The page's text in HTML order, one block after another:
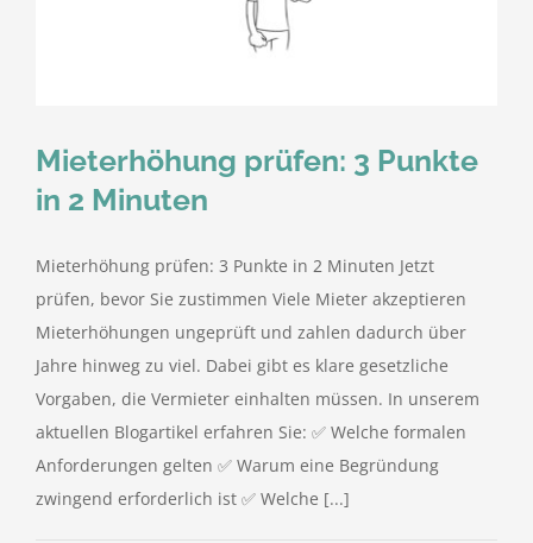
Blog
Mieterhöhung prüfen: 3 Punkte
in 2 Minuten
Mieterhöhung prüfen: 3 Punkte in 2 Minuten Jetzt
prüfen, bevor Sie zustimmen Viele Mieter akzeptieren
Mieterhöhungen ungeprüft und zahlen dadurch über
Jahre hinweg zu viel. Dabei gibt es klare gesetzliche
Vorgaben, die Vermieter einhalten müssen. In unserem
aktuellen Blogartikel erfahren Sie: ✅ Welche formalen
Anforderungen gelten ✅ Warum eine Begründung
zwingend erforderlich ist ✅ Welche [...]